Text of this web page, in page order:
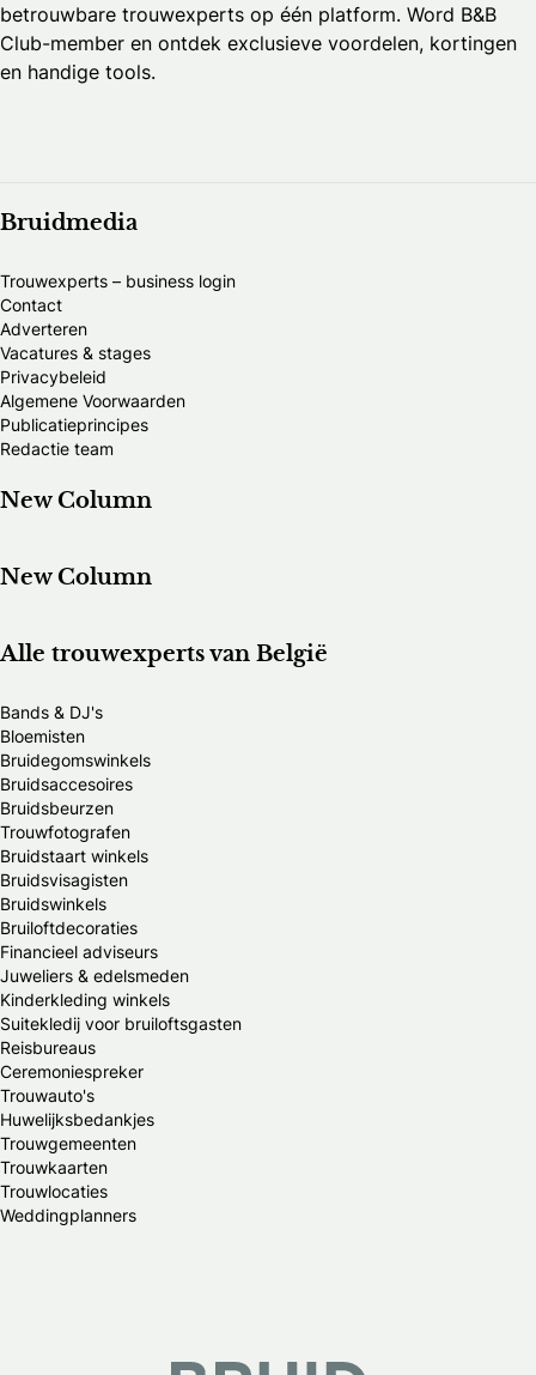
betrouwbare trouwexperts op één platform. Word B&B
Club-member en ontdek exclusieve voordelen, kortingen
en handige tools.
Bruidmedia
Trouwexperts – business login
Contact
Adverteren
Vacatures & stages
Privacybeleid
Algemene Voorwaarden
Publicatieprincipes
Redactie team
New Column
New Column
Alle trouwexperts van België
Bands & DJ's
Bloemisten
Bruidegomswinkels
Bruidsaccesoires
Bruidsbeurzen
Trouwfotografen
Bruidstaart winkels
Bruidsvisagisten
Bruidswinkels
Bruiloftdecoraties
Financieel adviseurs
Juweliers & edelsmeden
Kinderkleding winkels
Suitekledij voor bruiloftsgasten
Reisbureaus
Ceremoniespreker
Trouwauto's
Huwelijksbedankjes
Trouwgemeenten
Trouwkaarten
Trouwlocaties
Weddingplanners